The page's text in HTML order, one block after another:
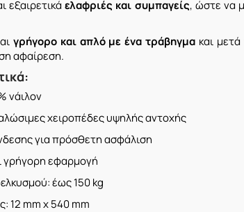
εξαιρετικάελαφριές και συμπαγείς, ώστε να
γρήγορο και απλό με ένα τράβηγμα και
αφαίρεση.
νάιλον
χειροπέδες υψηλής αντοχής
για πρόσθετη ασφάλιση
γρήγορη εφαρμογή
έως 150 kg
12 mm x 540 mm